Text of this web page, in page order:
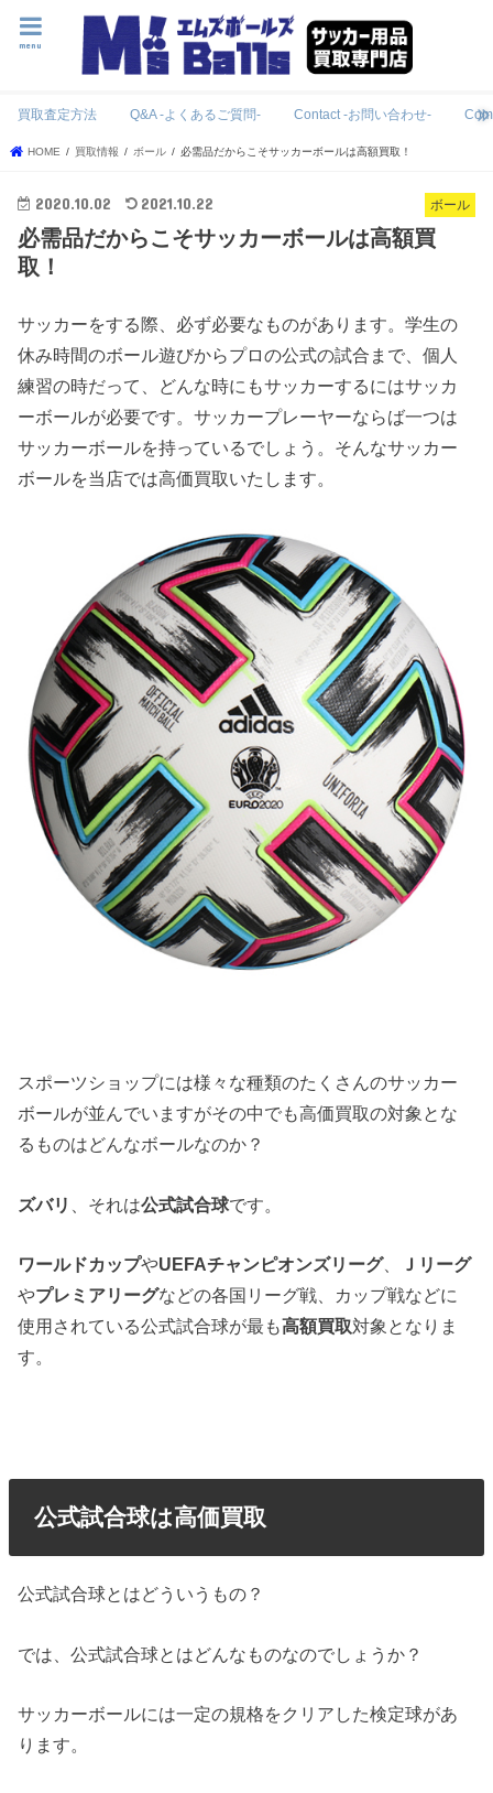
menu
買取査定方法 Q&A -よくあるご質問- Contact -お問い合わせ-
HOME 買取情報 ボール 必需品だからこそサッカーボールは高額買取！
ボール
2020.10.02 2021.10.22
必需品だからこそサッカーボールは高額買
取！
サッカーをする際、必ず必要なものがあります。学生の
休み時間のボール遊びからプロの公式の試合まで、個人
練習の時だって、どんな時にもサッカーするにはサッカ
ーボールが必要です。サッカープレーヤーならば一つは
サッカーボールを持っているでしょう。そんなサッカー
ボールを当店では高価買取いたします。
スポーツショップには様々な種類のたくさんのサッカー
ボールが並んでいますがその中でも高価買取の対象とな
るものはどんなボールなのか？
ズバリ 、それは公式試合球です。
ワールドカップやUEFAチャンピオンズリーグ、
Ｊリーグ
やプレミアリーグなどの各国リーグ戦、カップ戦などに
使用されている公式試合球が最も高額買取対象となりま
す。
公式試合球は高価買取
公式試合球とはどういうもの？
では、公式試合球とはどんなものなのでしょうか？
サッカーボールには一定の規格をクリアした検定球があ
ります。